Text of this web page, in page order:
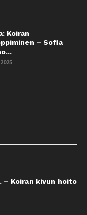
Koiran
– Sofia
– Koiran kivun hoito